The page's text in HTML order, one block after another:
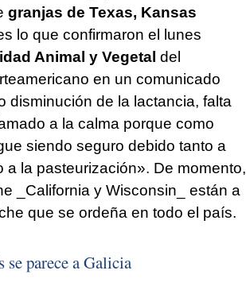
granjas de Texas, Kansas
lo que confirmaron el lunes
Animal y Vegetal del
en un comunicado
disminución de la lactancia, falta
a la calma porque como
siendo seguro debido tanto a
la pasteurización». De momento,
_California y Wisconsin_ están a
que se ordeña en todo el país.
se parece a Galicia